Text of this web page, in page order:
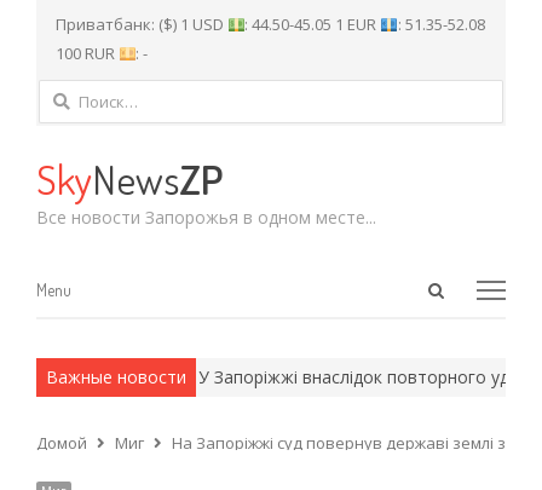
Приватбанк: ($) 1 USD : 44.50-45.05 1 EUR
: 51.35-52.08
100 RUR
: -
Найти:
SkyNewsZP
Все новости Запорожья в одном месте...
Open
Menu
Menu
Важные новости
методы. У Запоріжжі внаслідок повторного удару
Домой Миг На Запоріжжі суд повернув державі землі з